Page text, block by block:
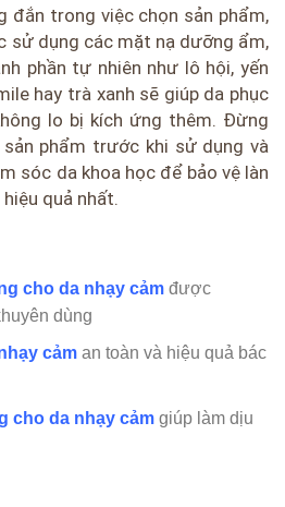
đắn trong việc chọn sản phẩm,
sử dụng các mặt nạ dưỡng ẩm,
phần tự nhiên như lô hội, yến
hay trà xanh sẽ giúp da phục
lo bị kích ứng thêm. Đừng
phẩm trước khi sử dụng và
sóc da khoa học để bảo vệ làn
quả nhất.
cho da nhạy cảm được
dùng
cảm an toàn và hiệu quả bác
cho da nhạy cảm giúp làm dịu